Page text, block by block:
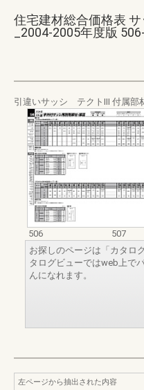
住宅建材総合価格表
_2004-2005年度版
引違いサッシ テクトⅢ 付属
506
507
お探しのページは「カタロ
タログビューではweb上で
んになれます。
左ページから抽出された内容